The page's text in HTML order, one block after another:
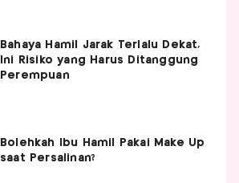
Bahaya Hamil Jarak Terlalu Dekat,
Ini Risiko yang Harus Ditanggung
Perempuan
Bolehkah Ibu Hamil Pakai Make Up
saat Persalinan?